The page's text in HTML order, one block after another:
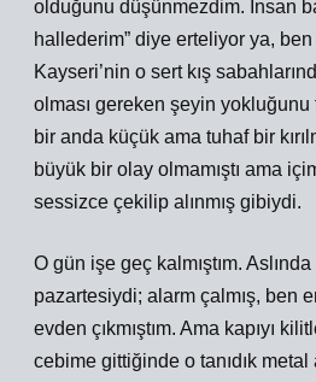
olduğunu düşünmezdim. İnsan
hallederim” diye erteliyor ya,
Kayseri’nin o sert kış
olması gereken şeyin yokluğunu
bir anda küçük ama tuhaf bir
büyük bir olay olmamıştı ama
sessizce çekilip alınmış gibiydi.
O gün işe geç kalmıştım.
pazartesiydi; alarm çalmış, ben
evden çıkmıştım. Ama kapıyı
cebime gittiğinde o tanıdık metal